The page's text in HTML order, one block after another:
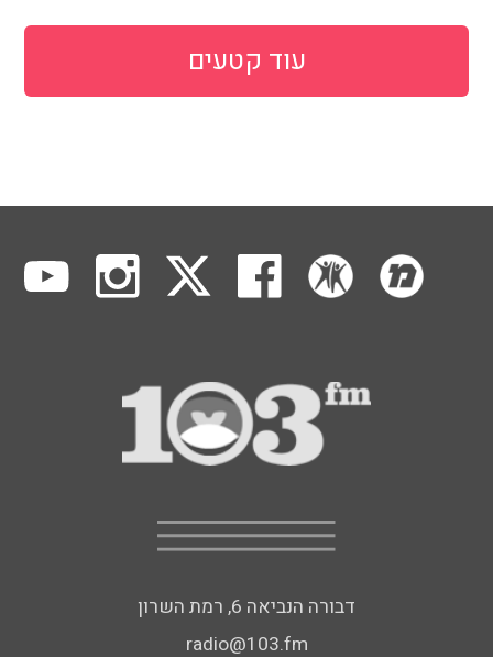
עוד קטעים
דבורה הנביאה 6, רמת השרון
radio@103.fm